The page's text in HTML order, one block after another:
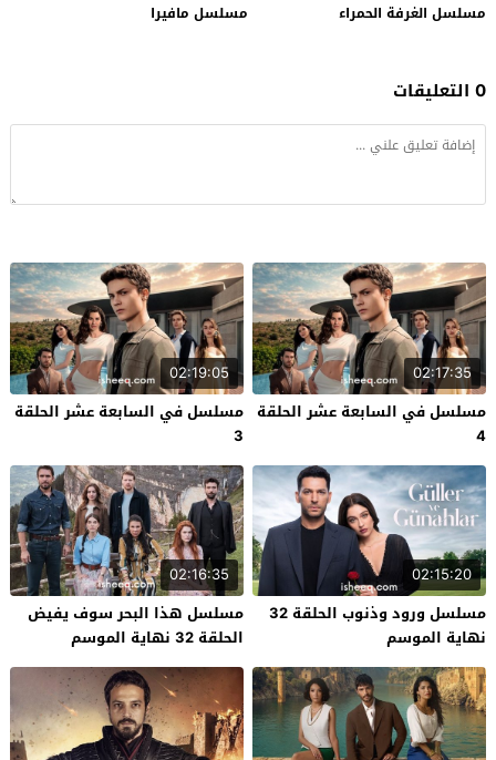
مسلسل الغرفة الحمراء مسلسل مافيرا
0 التعليقات
02:17:35
مسلسل في السابعة عشر الحلقة
4
02:19:05
مسلسل في السابعة عشر الحلقة
3
02:15:20
مسلسل ورود وذنوب الحلقة 32
نهاية الموسم
02:16:35
مسلسل هذا البحر سوف يفيض
الحلقة 32 نهاية الموسم